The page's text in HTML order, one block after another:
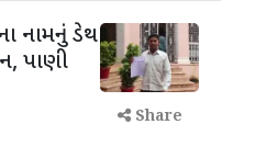
નામનું ડેથ
પાણી
Share